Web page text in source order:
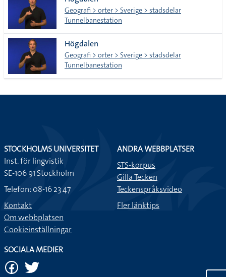
lista
Geografi > orter > Sverige > stadsdelar
Tunnelbanestation
Högdalen
Geografi > orter > Sverige > stadsdelar
Tunnelbanestation
STOCKHOLMS UNIVERSITET
Inst. för lingvistik
SE-106 91 Stockholm
Telefon: 08-16 23 47
Kontakt
Om webbplatsen
Cookieinställningar
ANDRA WEBBPLATSER
STS-korpus
Gilla Tecken
Teckenspråksvideo
Fler länktips
SOCIALA MEDIER